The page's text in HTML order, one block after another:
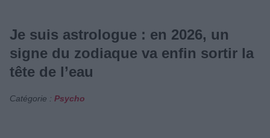
Je suis astrologue : en 2026, un
signe du zodiaque va enfin sortir la
tête de l’eau
Catégorie : Psycho